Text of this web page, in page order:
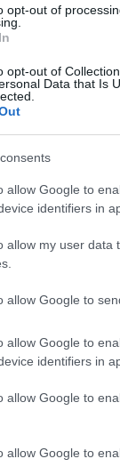
opt-out of
opt-out of
Data that Is
allow Google to
identifiers in
allow my user data
allow Google to
allow Google to
identifiers in
allow Google to
allow Google to
2020
ya os he dicho
eso no quiere
lo
de Castellet
marzo, 2020
Esta primera
marzo, 2020
8H de Castellet,
las Le Mans
el cajón los…